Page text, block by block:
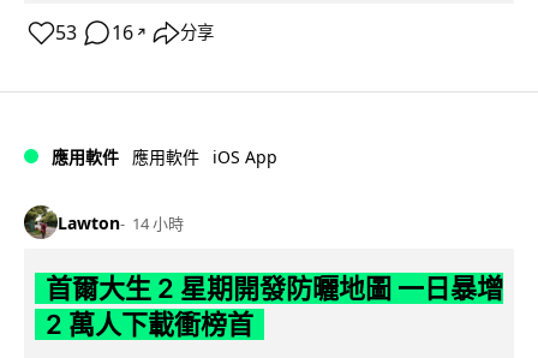
53 16 ↗ 分享
應用軟件 應用軟件 iOS App
Lawton 14 小時
首爾大生 2 星期開發防曬地圖 一日暴增
2 萬人下載衝榜首